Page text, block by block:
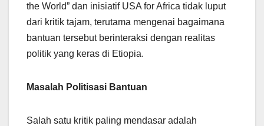
the World” dan inisiatif USA for Africa tidak luput
dari kritik tajam, terutama mengenai bagaimana
bantuan tersebut berinteraksi dengan realitas
politik yang keras di Etiopia.
Masalah Politisasi Bantuan
Salah satu kritik paling mendasar adalah